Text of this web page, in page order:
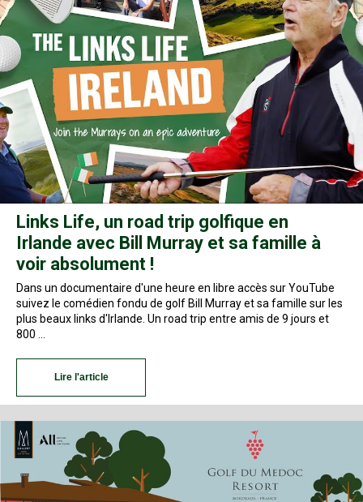
Links Life, un road trip golfique en
Irlande avec Bill Murray et sa famille à
voir absolument !
Dans un documentaire d'une heure en libre accès sur YouTube
suivez le comédien fondu de golf Bill Murray et sa famille sur les
plus beaux links d'Irlande. Un road trip entre amis de 9 jours et
800 …
Lire l'article